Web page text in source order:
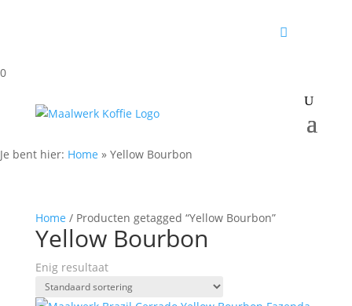
0
Je bent hier: Home » Yellow Bourbon
Home / Producten getagged “Yellow Bourbon”
Yellow Bourbon
Enig resultaat